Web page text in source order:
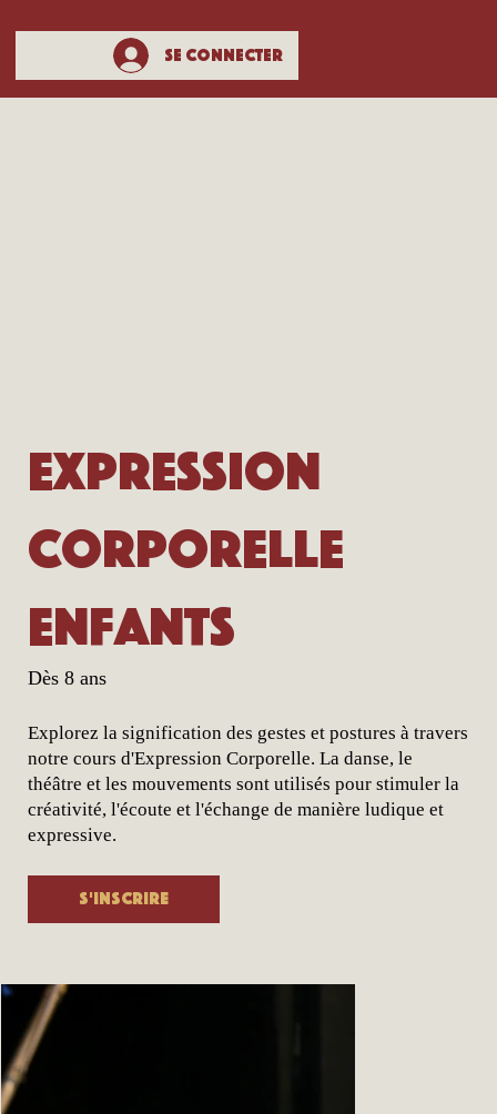
Se connecter
Expression
corporelle
enfants
Dès 8 ans
Explorez la signification des gestes et postures à travers
notre cours d'Expression Corporelle. La danse, le
théâtre et les mouvements sont utilisés pour stimuler la
créativité, l'écoute et l'échange de manière ludique et
expressive.
S'inscrire